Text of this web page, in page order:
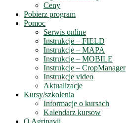
Ceny
Pobierz program
Pomoc
Serwis online
Instrukcje – FIELD
Instrukcje – MAPA
Instrukcje – MOBILE
Instrukcje – CropManager
Instrukcje video
Aktualizacje
Kursy/szkolenia
Informacje o kursach
Kalendarz kursow
O Agrinavii